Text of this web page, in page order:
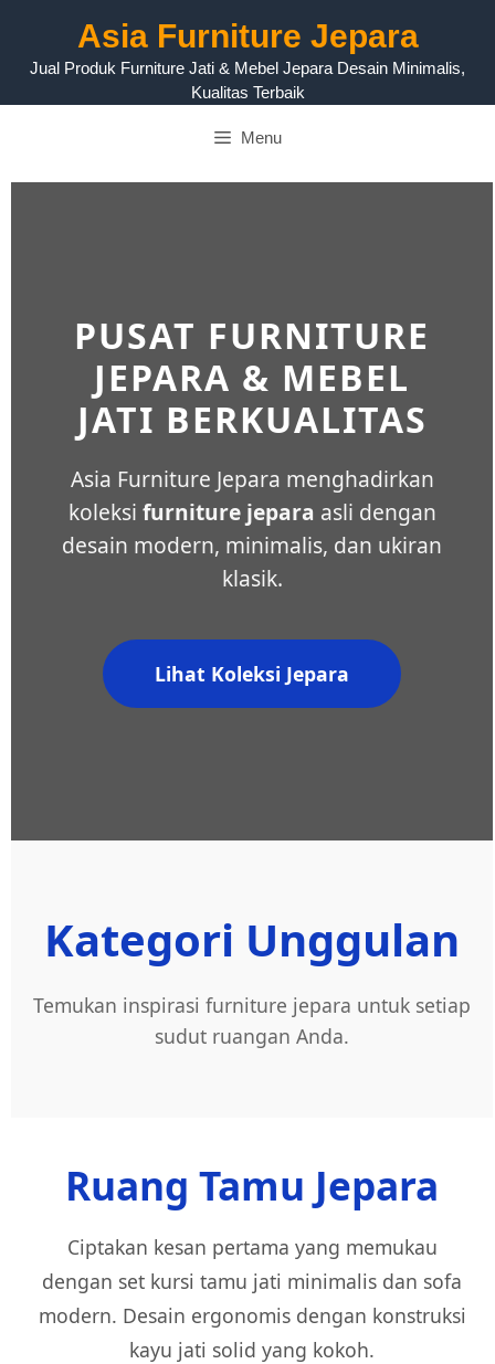
Asia Furniture Jepara
Jual Produk Furniture Jati & Mebel Jepara Desain Minimalis,
Kualitas Terbaik
Menu
PUSAT FURNITURE
JEPARA & MEBEL
JATI BERKUALITAS
Asia Furniture Jepara menghadirkan
koleksi furniture jepara asli dengan
desain modern, minimalis, dan ukiran
klasik.
Lihat Koleksi Jepara
Kategori Unggulan
Temukan inspirasi furniture jepara untuk setiap
sudut ruangan Anda.
Ruang Tamu Jepara
Ciptakan kesan pertama yang memukau
dengan set kursi tamu jati minimalis dan sofa
modern. Desain ergonomis dengan konstruksi
kayu jati solid yang kokoh.